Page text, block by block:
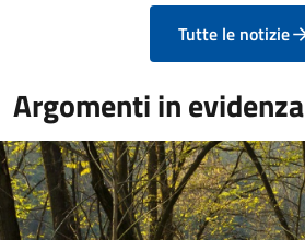
Tutte le notizie
Argomenti in evidenza